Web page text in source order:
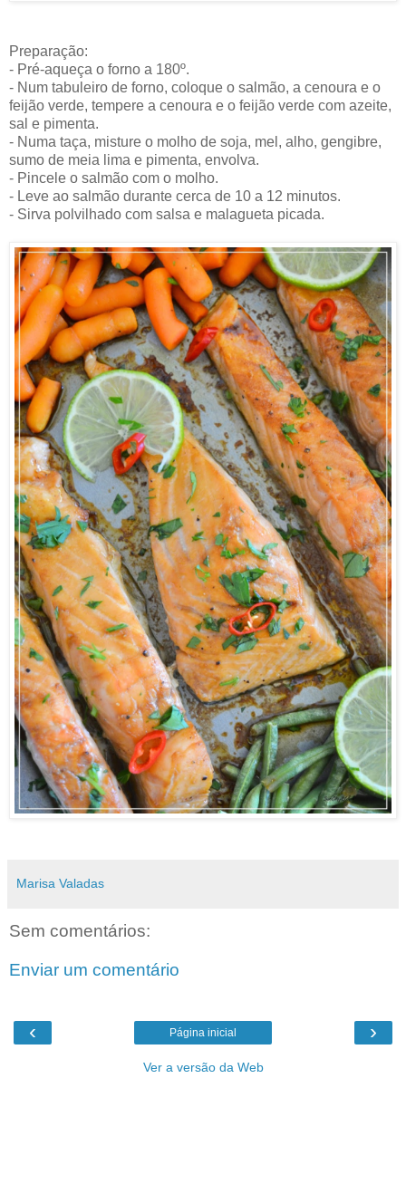
Preparação:
- Pré-aqueça o forno a 180º.
- Num tabuleiro de forno, coloque o salmão, a cenoura e o
feijão verde, tempere a cenoura e o feijão verde com azeite,
sal e pimenta.
- Numa taça, misture o molho de soja, mel, alho, gengibre,
sumo de meia lima e pimenta, envolva.
- Pincele o salmão com o molho.
- Leve ao salmão durante cerca de 10 a 12 minutos.
- Sirva polvilhado com salsa e malagueta picada.
Marisa Valadas
Sem comentários:
Enviar um comentário
‹ ›
Página inicial
Ver a versão da Web